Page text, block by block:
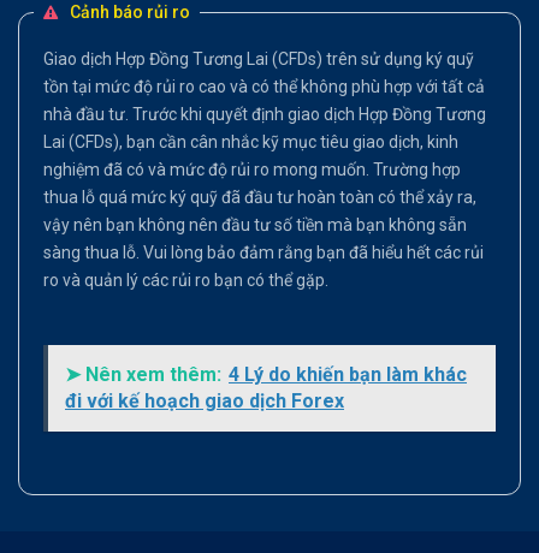
Cảnh báo rủi ro
Giao dịch Hợp Đồng Tương Lai (CFDs) trên sử dụng ký quỹ
tồn tại mức độ rủi ro cao và có thể không phù hợp với tất cả
nhà đầu tư. Trước khi quyết định giao dịch Hợp Đồng Tương
Lai (CFDs), bạn cần cân nhắc kỹ mục tiêu giao dịch, kinh
nghiệm đã có và mức độ rủi ro mong muốn. Trường hợp
thua lỗ quá mức ký quỹ đã đầu tư hoàn toàn có thể xảy ra,
vậy nên bạn không nên đầu tư số tiền mà bạn không sẵn
sàng thua lỗ. Vui lòng bảo đảm rằng bạn đã hiểu hết các rủi
ro và quản lý các rủi ro bạn có thể gặp.
➤ Nên xem thêm: 4 Lý do khiến bạn làm khác
đi với kế hoạch giao dịch Forex